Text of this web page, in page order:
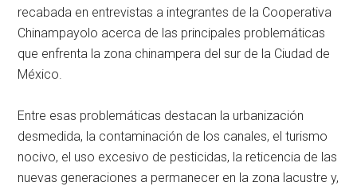
recabada en entrevistas a integrantes de la Cooperativa
Chinampayolo acerca de las principales problemáticas
que enfrenta la zona chinampera del sur de la Ciudad de
México.
Entre esas problemáticas destacan la urbanización
desmedida, la contaminación de los canales, el turismo
nocivo, el uso excesivo de pesticidas, la reticencia de las
nuevas generaciones a permanecer en la zona lacustre y,